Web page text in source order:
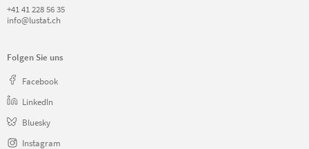
+41 41 228 56 35
info@lustat.ch
Folgen Sie uns
Facebook
LinkedIn
Bluesky
Instagram